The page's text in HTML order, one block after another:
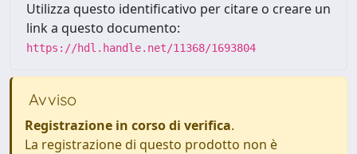
Utilizza questo identificativo per citare o creare un
link a questo documento:
https://hdl.handle.net/11368/1693804
Avviso
Registrazione in corso di verifica.
La registrazione di questo prodotto non è